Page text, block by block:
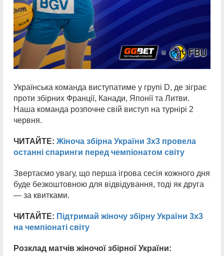
Українська команда виступатиме у групі D, де зіграє
проти збірних Франції, Канади, Японії та Литви.
Наша команда розпочне свій виступ на турнірі 2
червня.
ЧИТАЙТЕ: Жіноча збірна України 3х3 провела
останні спаринги перед чемпіонатом світу
Звертаємо увагу, що перша ігрова сесія кожного дня
буде безкоштовною для відвідування, тоді як друга
— за квитками.
ЧИТАЙТЕ: Підтримай жіночу збірну України 3х3
на чемпіонаті світу
Розклад матчів жіночої збірної України: